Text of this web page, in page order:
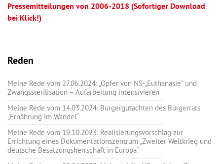
Pressemitteilungen von 2006-2018 (Sofortiger Download
bei Klick!)
Reden
Meine Rede vom 27.06.2024: „Opfer von NS-„Euthanasie” und
Zwangssterilisation – Aufarbeitung intensivieren
Meine Rede vom 14.03.2024: Bürgergutachten des Bürgerrats
„Ernährung im Wandel“
Meine Rede vom 19.10.2023: Realisierungsvorschlag zur
Errichtung eines Dokumentationszentrum „Zweiter Weltkrieg und
deutsche Besatzungsherrschaft in Europa“